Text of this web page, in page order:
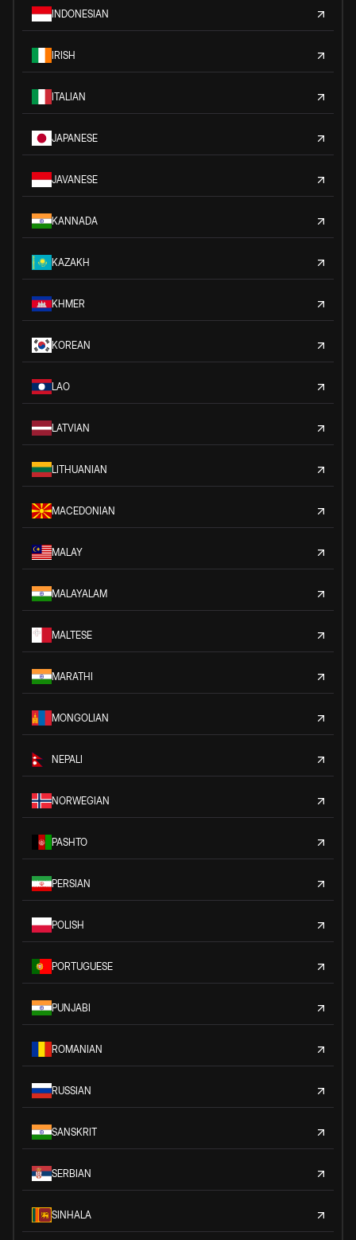
INDONESIAN
IRISH
ITALIAN
JAPANESE
JAVANESE
KANNADA
KAZAKH
KHMER
KOREAN
LAO
LATVIAN
LITHUANIAN
MACEDONIAN
MALAY
MALAYALAM
MALTESE
MARATHI
MONGOLIAN
NEPALI
NORWEGIAN
PASHTO
PERSIAN
POLISH
PORTUGUESE
PUNJABI
ROMANIAN
RUSSIAN
SANSKRIT
SERBIAN
SINHALA